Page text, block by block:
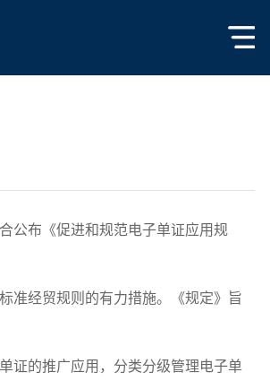
公布《促进和规范电子单证应用规
准经贸规则的有力措施。《规定》旨
证的推广应用，分类分级管理电子单